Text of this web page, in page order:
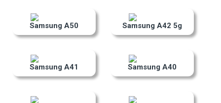
Samsung A50 Samsung A42 5g
Samsung A41 Samsung A40